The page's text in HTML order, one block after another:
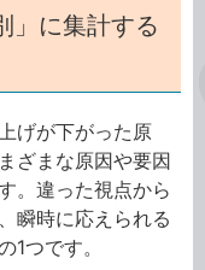
」に集計する
げが下がった原
ざまな原因や要因
。違った視点から
瞬時に応えられる
1つです。